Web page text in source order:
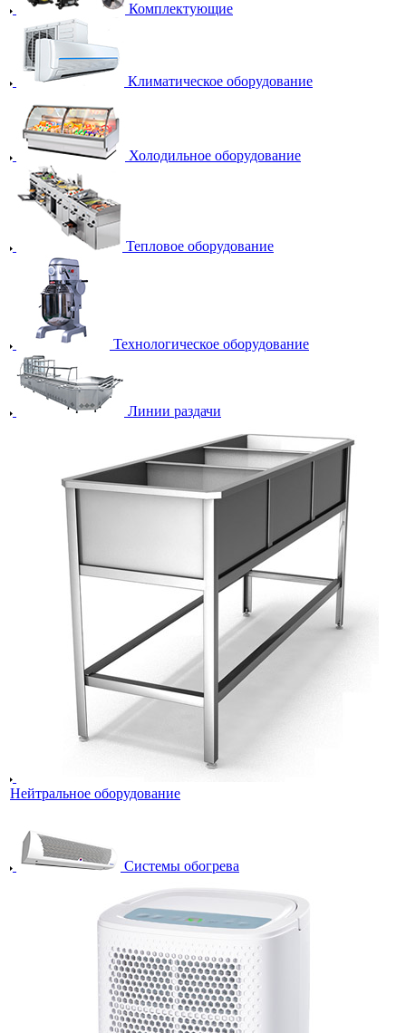
Комплектующие
Климатическое оборудование
Холодильное оборудование
Тепловое оборудование
Технологическое оборудование
Линии раздачи
Нейтральное оборудование
Системы обогрева